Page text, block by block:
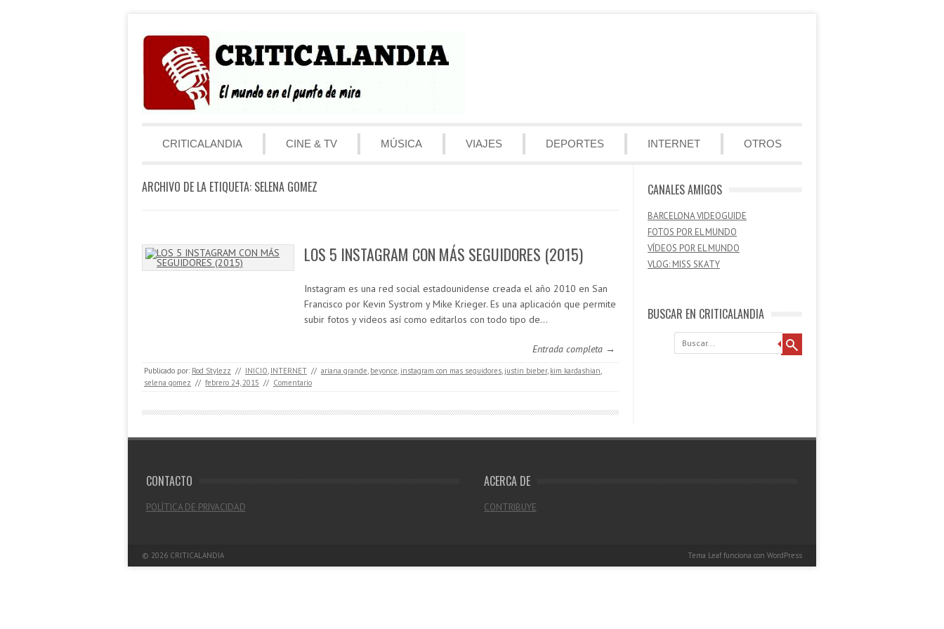
Menú
CRITICALANDIA
CINE & TV MÚSICA VIAJES DEPORTES INTERNET OTROS
ARCHIVO DE LA ETIQUETA: SELENA GOMEZ
LOS 5 INSTAGRAM CON MÁS SEGUIDORES (2015)
Instagram es una red social estadounidense creada el año 2010 en San
Francisco por Kevin Systrom y Mike Krieger. Es una aplicación que permite
subir fotos y videos así como editarlos con todo tipo de…
Entrada completa →
Publicado por: Rod Stylezz // INICIO, INTERNET // ariana grande, beyonce, instagram con mas seguidores, justin bieber, kim kardashian,
selena gomez // febrero 24, 2015 // Comentario
CANALES AMIGOS
BARCELONA VIDEOGUIDE
FOTOS POR EL MUNDO
VÍDEOS POR EL MUNDO
VLOG: MISS SKATY
BUSCAR EN CRITICALANDIA
Buscar
CONTACTO
POLÍTICA DE PRIVACIDAD
ACERCA DE
CONTRIBUYE
© 2026 CRITICALANDIA Tema Leaffunciona con WordPress